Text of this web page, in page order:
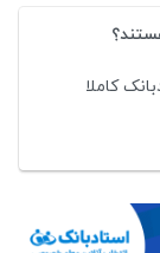
کاملا